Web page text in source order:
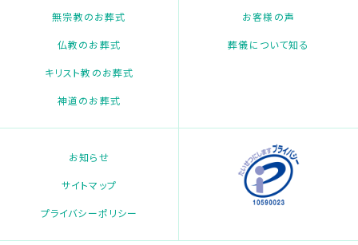
無宗教のお葬式
仏教のお葬式
キリスト教のお葬式
神道のお葬式
お客様の声
葬儀について知る
お知らせ
サイトマップ
プライバシーポリシー